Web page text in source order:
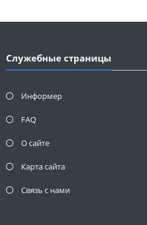
Служебные страницы
Информер
FAQ
О сайте
Карта сайта
Связь с нами